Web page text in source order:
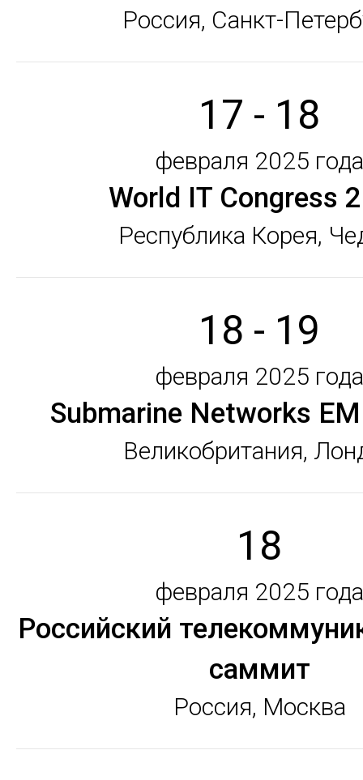
Россия, Санкт-
17 - 18
февраля 2025 года
World IT Congress
Республика Корея,
18 - 19
февраля 2025 года
Submarine Networks
Великобритания,
18
февраля 2025 года
Российский
саммит
Россия, Москва